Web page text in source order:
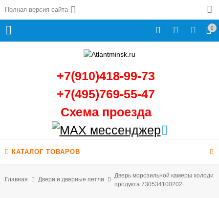
Полная версия сайта
0
+7(910)418-99-73
+7(495)769-55-47
Схема проезда
КАТАЛОГ ТОВАРОВ
Главная Двери и дверные петли
Дверь морозильной камеры
продукта 730534100202